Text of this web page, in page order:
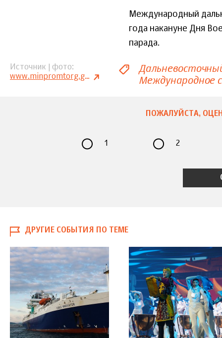
Международный
года накануне Дня
парада.
Источник | фото
www.minpromtorg.gov.ru
Международное
ПОЖАЛУЙСТА,
1 2
ДРУГИЕ СОБЫТИЯ ПО ТЕМЕ